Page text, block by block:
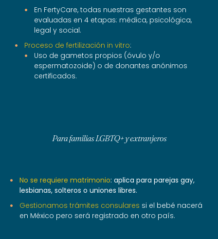
En FertyCare, todas nuestras gestantes son
evaluadas en 4 etapas: médica, psicológica,
legal y social.
Proceso de fertilización in vitro:
Uso de gametos propios (óvulo y/o
espermatozoide) o de donantes anónimos
certificados.
Para familias LGBTQ+ y extranjeros
No se requiere matrimonio: aplica para parejas gay,
lesbianas, solteros o uniones libres.
Gestionamos trámites consulares si el bebé nacerá
en México pero será registrado en otro país.